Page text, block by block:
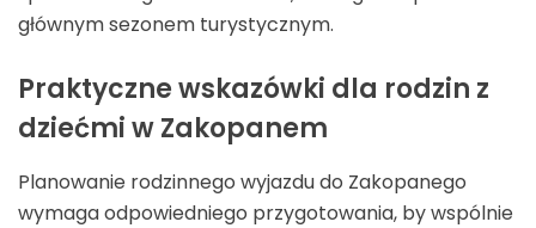
głównym sezonem turystycznym.
Praktyczne wskazówki dla rodzin z
dziećmi w Zakopanem
Planowanie rodzinnego wyjazdu do Zakopanego
wymaga odpowiedniego przygotowania, by wspólnie